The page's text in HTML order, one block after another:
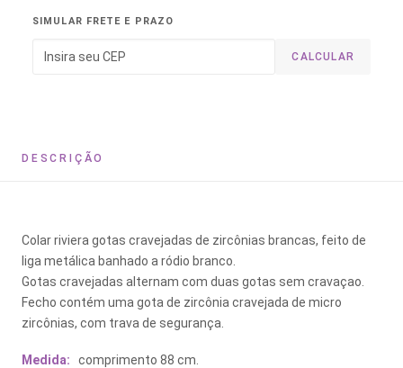
SIMULAR FRETE E PRAZO
CALCULAR
DESCRIÇÃO
Colar riviera gotas cravejadas de zircônias brancas, feito de
liga metálica banhado a ródio branco.
Gotas cravejadas alternam com duas gotas sem cravaçao.
Fecho contém uma gota de zircônia cravejada de micro
zircônias, com trava de segurança.
Medida: comprimento 88 cm.